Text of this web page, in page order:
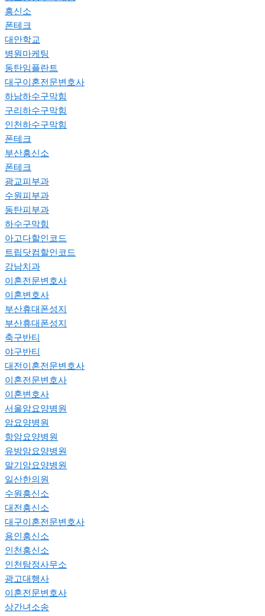
흥신소
폰테크
대안학교
병원마케팅
동탄임플란트
대구이혼전문변호사
하남하수구막힘
구리하수구막힘
인천하수구막힘
폰테크
부산흥신소
폰테크
광교피부과
수원피부과
동탄피부과
하수구막힘
아고다할인코드
트립닷컴할인코드
강남치과
이혼전문변호사
이혼변호사
부산휴대폰성지
부산휴대폰성지
축구반티
야구반티
대전이혼전문변호사
이혼전문변호사
이혼변호사
서울암요양병원
암요양병원
항암요양병원
유방암요양병원
말기암요양병원
일산한의원
수원흥신소
대전흥신소
대구이혼전문변호사
용인흥신소
인천흥신소
인천탐정사무소
광고대행사
이혼전문변호사
상간녀소송